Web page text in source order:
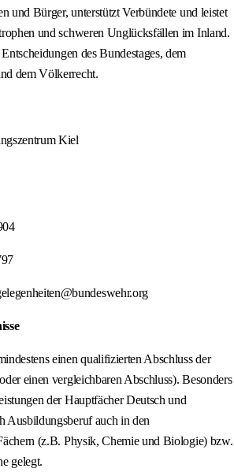
und Bürger, unterstützt Verbündete und leistet
und schweren Unglücksfällen im Inland.
des Bundestages, dem
dem Völkerrecht.
Kiel
einen qualifizierten Abschluss der
einen vergleichbaren Abschluss). Besonders
der Hauptfächer Deutsch und
Ausbildungsberuf auch in den
(z.B. Physik, Chemie und Biologie) bzw.
gelegt.